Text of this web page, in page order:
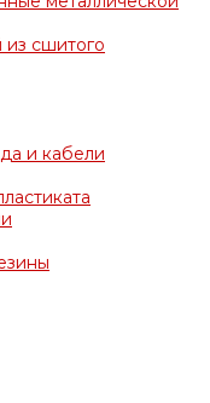
сшитого
и кабели